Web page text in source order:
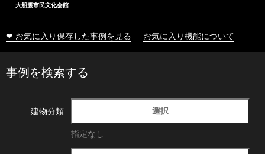
大船渡市民文化会館
❤ お気に入り保存した事例を見る お気に入り機能について
事例を検索する
建物分類 選択
指定なし